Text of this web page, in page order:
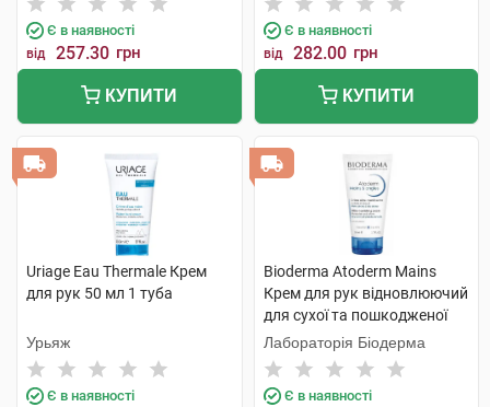
Є в наявності
від 257.30 грн
КУПИТИ
Є в наявності
від 282.00 грн
КУПИТИ
Uriage Eau Thermale Крем
для рук 50 мл 1 туба
Урьяж
Є в наявності
Bioderma Atoderm Mains
Крем для рук відновлюючий
для сухої та пошкодженої
шкіри 50 мл 1 туба
Лабораторія Біодерма
Є в наявності